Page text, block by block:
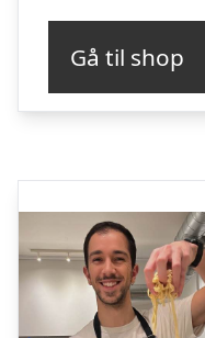
Gå til shop